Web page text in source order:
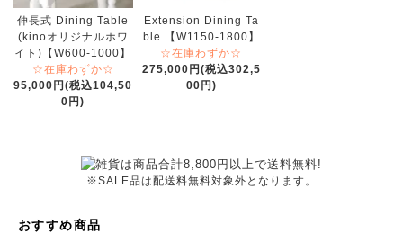
伸長式 Dining Table
(kinoオリジナルホワ
イト)【W600-1000】
☆在庫わずか☆
95,000円(税込104,50
0円)
Extension Dining Ta
ble 【W1150-1800】
☆在庫わずか☆
275,000円(税込302,5
00円)
※SALE品は配送料無料対象外となります。
おすすめ商品